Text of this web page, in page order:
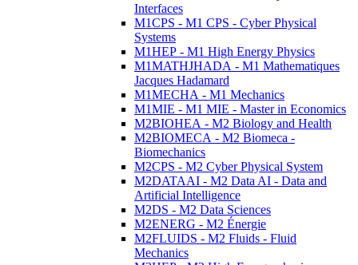
Interfaces
M1CPS - M1 CPS - Cyber Physical
Systems
M1HEP - M1 High Energy Physics
M1MATHJHADA - M1 Mathematiques
Jacques Hadamard
M1MECHA - M1 Mechanics
M1MIE - M1 MIE - Master in Economics
M2BIOHEA - M2 Biology and Health
M2BIOMECA - M2 Biomeca -
Biomechanics
M2CPS - M2 Cyber Physical System
M2DATAAI - M2 Data AI - Data and
Artificial Intelligence
M2DS - M2 Data Sciences
M2ENERG - M2 Énergie
M2FLUIDS - M2 Fluids - Fluid
Mechanics